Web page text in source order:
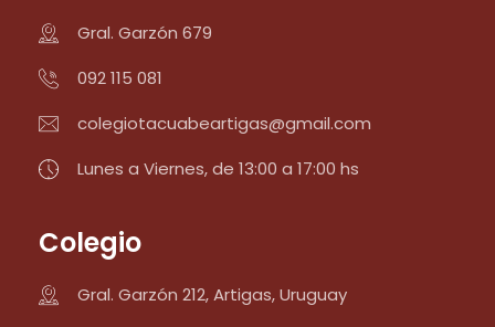
Gral. Garzón 679
092 115 081
colegiotacuabeartigas@gmail.com
Lunes a Viernes, de 13:00 a 17:00 hs
Colegio
Gral. Garzón 212, Artigas, Uruguay